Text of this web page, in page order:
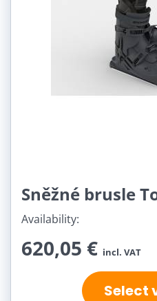
Sněžné brusle
Availability:
620,05 € incl. VAT
Select